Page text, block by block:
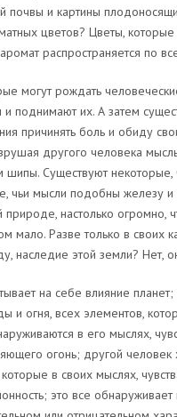
почвы и картины
цветов? Цветы,
аромат распространяется по
могут рождать
поднимают их. А затем
причинять боль и обиду
другого человека
Существуют некоторые,
чьи мысли подобны железу
природе, настолько огромно,
мало. Разве только в своих
наследие этой земли? Нет,
на себе влияние
и огня, всех элементов,
в его мыслях,
огонь; другой человек
в своих мыслях,
это все